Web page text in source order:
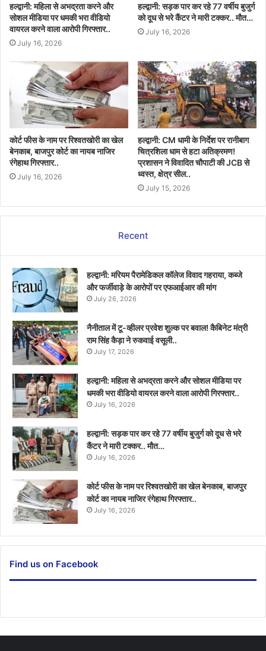
हल्द्वानी: महिला से अभद्रता करने और
सोशल मीडिया पर धमकी भरा वीडियो
वायरल करने वाला आरोपी गिरफ्तार..
July 16, 2026
हल्द्वानी: सड़क पार कर रहे 77 वर्षीय बुजुर्ग
को दूध से भरे कैंटर ने मारी टक्कर.. मौत…
July 16, 2026
कोर्ट फीस के नाम पर रिश्वतखोरी का खेल
बेनकाब, बाजपुर कोर्ट का नायब नाजिर
रंगेहाथ गिरफ्तार..
July 16, 2026
हल्द्वानी: CM धामी के निर्देश पर रानीबाग
चित्रशिला धाम से हटा अतिक्रमण!
प्रशासन ने विवादित चौपाटी की JCB से
ध्वस्त, क्षेत्र सील..
July 15, 2026
Recent
हल्द्वानी: मरियम पैरामेडिकल कॉलेज विवाद गहराया, कब्जे
और फर्जीवाड़े के आरोपों पर एफआईआर की मांग
July 26, 2026
नैनीताल में टू-व्हीलर प्रवेश शुल्क पर बवाल! कैबिनेट मंत्री
राम सिंह कैड़ा ने रुकवाई वसूली..
July 17, 2026
हल्द्वानी: महिला से अभद्रता करने और सोशल मीडिया पर
धमकी भरा वीडियो वायरल करने वाला आरोपी गिरफ्तार..
July 16, 2026
हल्द्वानी: सड़क पार कर रहे 77 वर्षीय बुजुर्ग को दूध से भरे
कैंटर ने मारी टक्कर.. मौत…
July 16, 2026
कोर्ट फीस के नाम पर रिश्वतखोरी का खेल बेनकाब, बाजपुर
कोर्ट का नायब नाजिर रंगेहाथ गिरफ्तार..
July 16, 2026
Find us on Facebook